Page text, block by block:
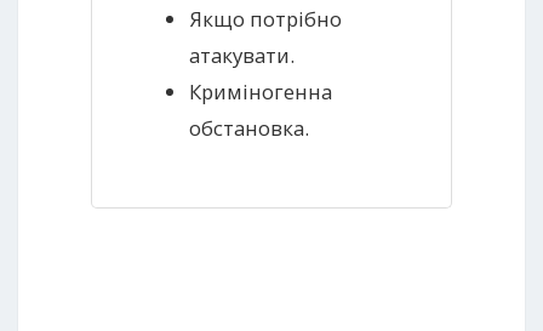
Якщо потрібно
атакувати.
Криміногенна
обстановка.